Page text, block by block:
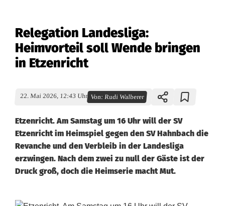
Relegation Landesliga:
Heimvorteil soll Wende bringen
in Etzenricht
22. Mai 2026, 12:43 Uhr Von:Rudi Walberer
Etzenricht. Am Samstag um 16 Uhr will der SV
Etzenricht im Heimspiel gegen den SV Hahnbach die
Revanche und den Verbleib in der Landesliga
erzwingen. Nach dem zwei zu null der Gäste ist der
Druck groß, doch die Heimserie macht Mut.